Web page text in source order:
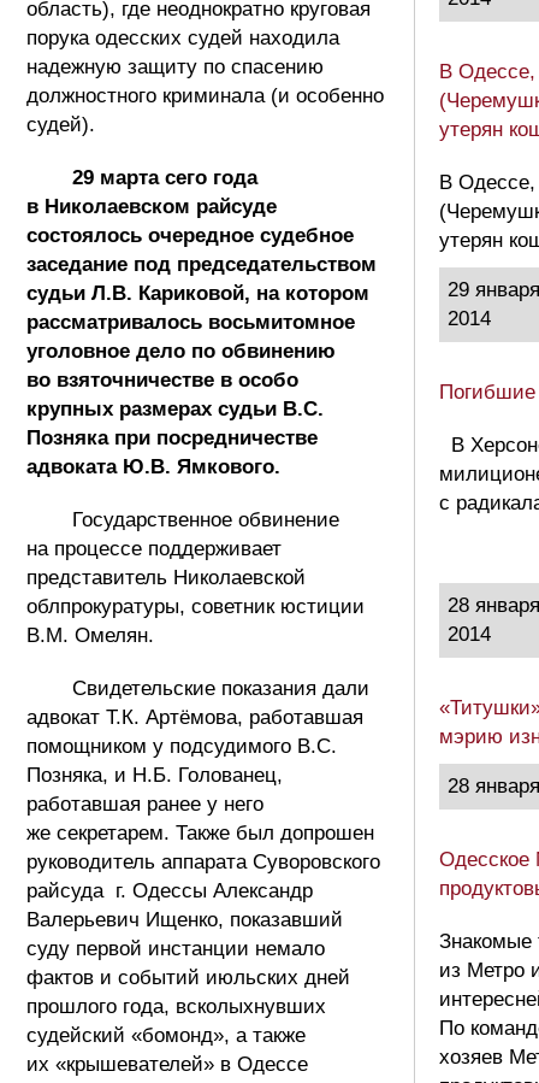
область), где неоднократно круговая
порука одесских судей находила
надежную защиту по спасению
должностного криминала (и особенно
судей).
29 марта сего года
в Николаевском райсуде
состоялось очередное судебное
заседание под председательством
судьи Л.В. Кариковой, на котором
рассматривалось восьмитомное
уголовное дело по обвинению
во взяточничестве в особо
крупных размерах судьи В.С.
Позняка при посредничестве
адвоката Ю.В. Ямкового.
Государственное обвинение
на процессе поддерживает
представитель Николаевской
облпрокуратуры, советник юстиции
В.М. Омелян.
Свидетельские показания дали
адвокат Т.К. Артёмова, работавшая
помощником у подсудимого В.С.
Позняка, и Н.Б. Голованец,
работавшая ранее у него
же секретарем. Также был допрошен
руководитель аппарата Суворовского
райсуда г. Одессы Александр
Валерьевич Ищенко, показавший
суду первой инстанции немало
фактов и событий июльских дней
прошлого года, всколыхнувших
судейский «бомонд», а также
их «крышевателей» в Одессе
В Одессе,
утерян
В Одессе,
утерян
29 января
2014
В
с
28 января
2014
мэрию
28
Одесское
Знакомые
из Метро
По
хозяев